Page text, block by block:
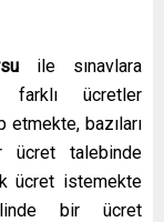
ile sınavlara
farklı ücretler
etmekte, bazıları
ücret talebinde
ücret istemekte
bir ücret